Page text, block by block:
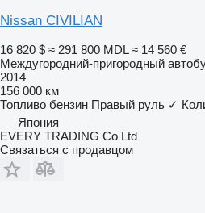
Nissan CIVILIAN
16 820 $ ≈ 291 800 MDL ≈ 14 560 €
Междугородний-пригородный
2014
156 000 км
Топливо бензин Правый руль ✓
Япония
EVERY TRADING Co Ltd
Связаться с продавцом